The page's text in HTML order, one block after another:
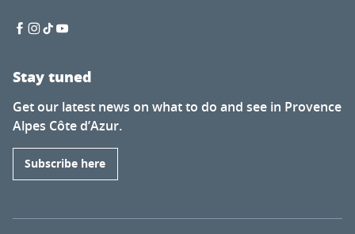
Stay tuned
Get our latest news on what to do and see in Provence
Alpes Côte d’Azur.
Subscribe here